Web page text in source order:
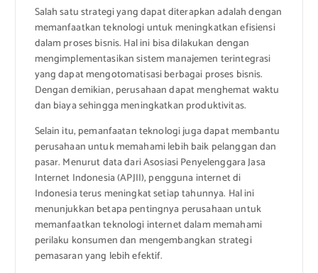
Salah satu strategi yang dapat diterapkan adalah dengan
memanfaatkan teknologi untuk meningkatkan efisiensi
dalam proses bisnis. Hal ini bisa dilakukan dengan
mengimplementasikan sistem manajemen terintegrasi
yang dapat mengotomatisasi berbagai proses bisnis.
Dengan demikian, perusahaan dapat menghemat waktu
dan biaya sehingga meningkatkan produktivitas.
Selain itu, pemanfaatan teknologi juga dapat membantu
perusahaan untuk memahami lebih baik pelanggan dan
pasar. Menurut data dari Asosiasi Penyelenggara Jasa
Internet Indonesia (APJII), pengguna internet di
Indonesia terus meningkat setiap tahunnya. Hal ini
menunjukkan betapa pentingnya perusahaan untuk
memanfaatkan teknologi internet dalam memahami
perilaku konsumen dan mengembangkan strategi
pemasaran yang lebih efektif.